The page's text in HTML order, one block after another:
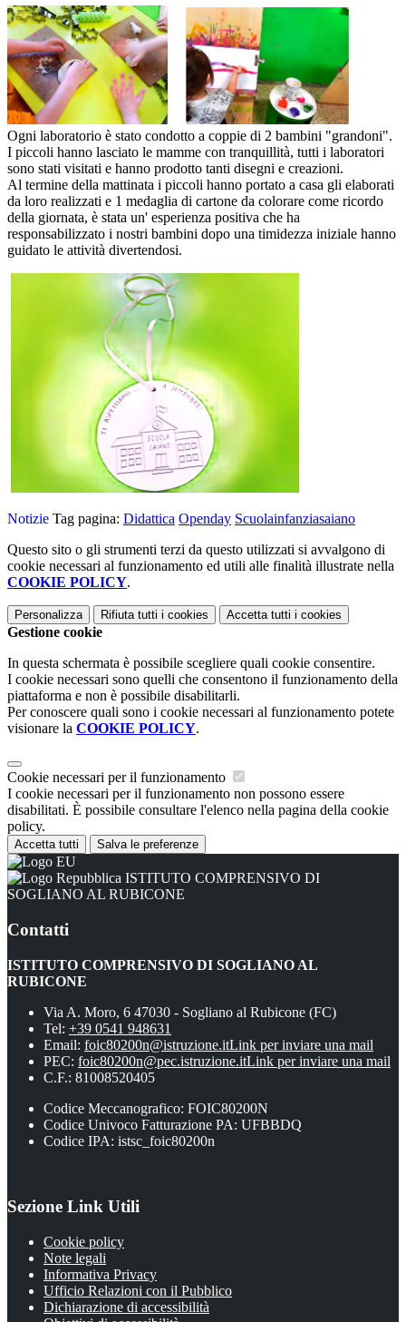
Ogni laboratorio è stato condotto a coppie di 2 bambini "grandoni".
I piccoli hanno lasciato le mamme con tranquillità, tutti i laboratori
sono stati visitati e hanno prodotto tanti disegni e creazioni.
Al termine della mattinata i piccoli hanno portato a casa gli elaborati
da loro realizzati e 1 medaglia di cartone da colorare come ricordo
della giornata, è stata un' esperienza positiva che ha
responsabilizzato i nostri bambini dopo una timidezza iniziale hanno
guidato le attività divertendosi.
Notizie Tag pagina: Didattica Openday Scuolainfanziasaiano
Questo sito o gli strumenti terzi da questo utilizzati si avvalgono di
cookie necessari al funzionamento ed utili alle finalità illustrate nella
COOKIE POLICY.
Personalizza Rifiuta tutti i cookies Accetta tutti i cookies
Gestione cookie
In questa schermata è possibile scegliere quali cookie consentire.
I cookie necessari sono quelli che consentono il funzionamento della
piattaforma e non è possibile disabilitarli.
Per conoscere quali sono i cookie necessari al funzionamento potete
visionare la COOKIE POLICY.
Cookie necessari per il funzionamento
I cookie necessari per il funzionamento non possono essere
disabilitati. È possibile consultare l'elenco nella pagina della cookie
policy.
Accetta tutti Salva le preferenze
ISTITUTO COMPRENSIVO DI
SOGLIANO AL RUBICONE
Contatti
ISTITUTO COMPRENSIVO DI SOGLIANO AL
RUBICONE
Via A. Moro, 6 47030 - Sogliano al Rubicone (FC)
Tel: +39 0541 948631
Email: foic80200n@istruzione.itLink per inviare una mail
PEC: foic80200n@pec.istruzione.itLink per inviare una mail
C.F.: 81008520405
Codice Meccanografico: FOIC80200N
Codice Univoco Fatturazione PA: UFBBDQ
Codice IPA: istsc_foic80200n
Sezione Link Utili
Cookie policy
Note legali
Informativa Privacy
Ufficio Relazioni con il Pubblico
Dichiarazione di accessibilità